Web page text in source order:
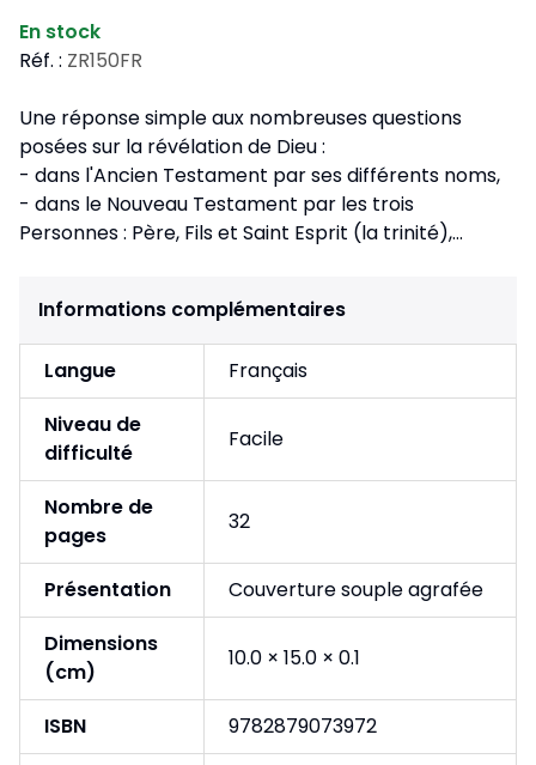
En stock
Réf. : ZR150FR
Une réponse simple aux nombreuses questions
posées sur la révélation de Dieu :
- dans l'Ancien Testament par ses différents noms,
- dans le Nouveau Testament par les trois
Personnes : Père, Fils et Saint Esprit (la trinité),...
Informations complémentaires
Langue
Français
Niveau de
difficulté
Facile
Nombre de
pages
32
Présentation
Couverture souple agrafée
Dimensions
(cm)
10.0 × 15.0 × 0.1
ISBN 9782879073972